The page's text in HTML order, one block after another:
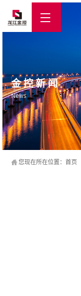
金控新闻
News
您现在所在位置： 首页